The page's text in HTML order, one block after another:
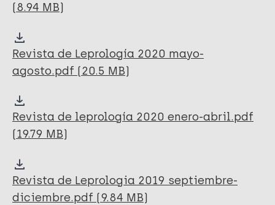
(8.94 MB)
Revista de Leprología 2020 mayo-
agosto.pdf (20.5 MB)
Revista de leprología 2020 enero-abril.pdf
(19.79 MB)
Revista de Leprologia 2019 septiembre-
diciembre.pdf (9.84 MB)